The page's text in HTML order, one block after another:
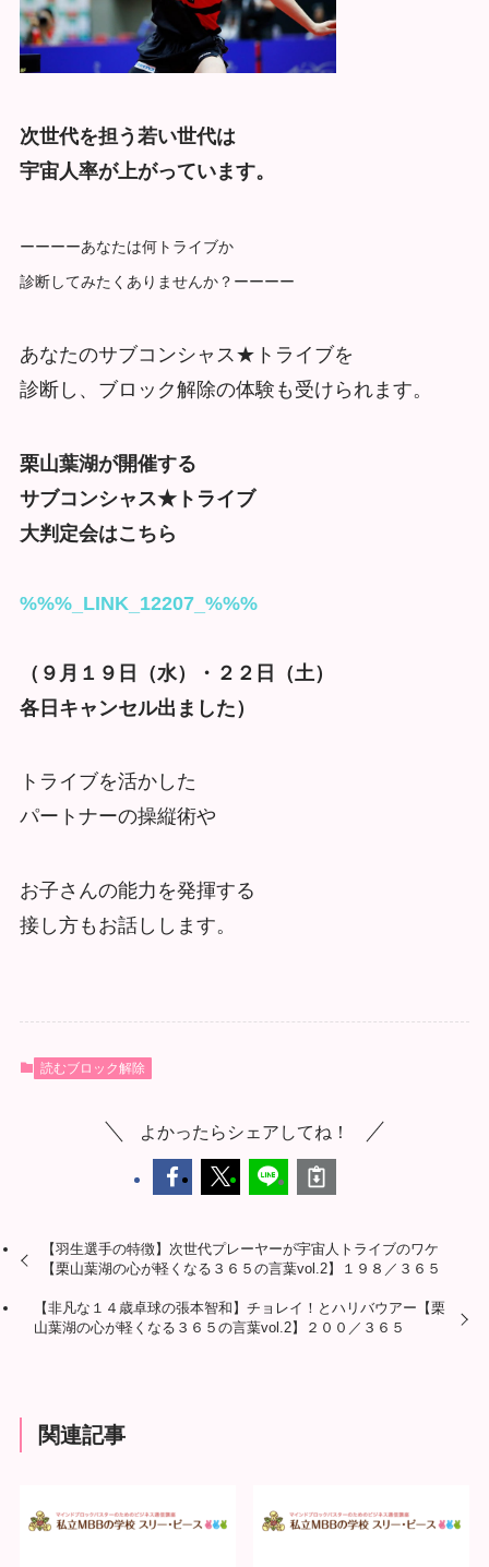
次世代を担う若い世代は
宇宙人率が上がっています。
ーーーーあなたは何トライブか
診断してみたくありませんか？ーーーー
あなたのサブコンシャス★トライブを
診断し、ブロック解除の体験も受けられます。
栗山葉湖が開催する
サブコンシャス★トライブ
大判定会はこちら
%%%_LINK_12207_%%%
（９月１９日（水）・２２日（土）
各日キャンセル出ました）
トライブを活かした
パートナーの操縦術や
お子さんの能力を発揮する
接し方もお話しします。
読むブロック解除
よかったらシェアしてね！
【羽生選手の特徴】次世代プレーヤーが宇宙人トライブのワケ
【栗山葉湖の心が軽くなる３６５の言葉vol.2】１９８／３６５
【非凡な１４歳卓球の張本智和】チョレイ！とハリバウアー【栗
山葉湖の心が軽くなる３６５の言葉vol.2】２００／３６５
関連記事